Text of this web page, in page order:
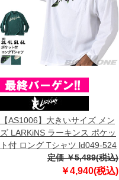
【AS1006】大きいサイズ メン
ズ LARKiNS ラーキンス ポケッ
ト付 ロング Tシャツ ld049-524
定価 ￥5,489(税込)
￥4,940(税込)